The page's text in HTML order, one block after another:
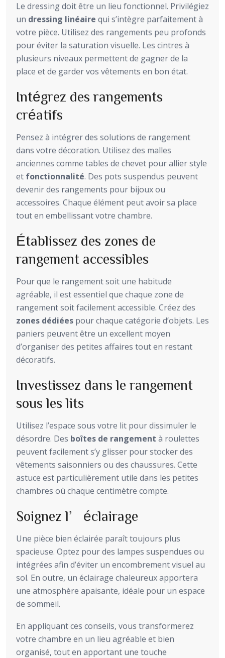
Le dressing doit être un lieu fonctionnel. Privilégiez
un dressing linéaire qui s’intègre parfaitement à
votre pièce. Utilisez des rangements peu profonds
pour éviter la saturation visuelle. Les cintres à
plusieurs niveaux permettent de gagner de la
place et de garder vos vêtements en bon état.
Intégrez des rangements
créatifs
Pensez à intégrer des solutions de rangement
dans votre décoration. Utilisez des malles
anciennes comme tables de chevet pour allier style
et fonctionnalité. Des pots suspendus peuvent
devenir des rangements pour bijoux ou
accessoires. Chaque élément peut avoir sa place
tout en embellissant votre chambre.
Établissez des zones de
rangement accessibles
Pour que le rangement soit une habitude
agréable, il est essentiel que chaque zone de
rangement soit facilement accessible. Créez des
zones dédiées pour chaque catégorie d’objets. Les
paniers peuvent être un excellent moyen
d’organiser des petites affaires tout en restant
décoratifs.
Investissez dans le rangement
sous les lits
Utilisez l’espace sous votre lit pour dissimuler le
désordre. Des boîtes de rangement à roulettes
peuvent facilement s’y glisser pour stocker des
vêtements saisonniers ou des chaussures. Cette
astuce est particulièrement utile dans les petites
chambres où chaque centimètre compte.
Soignez l’éclairage
Une pièce bien éclairée paraît toujours plus
spacieuse. Optez pour des lampes suspendues ou
intégrées afin d’éviter un encombrement visuel au
sol. En outre, un éclairage chaleureux apportera
une atmosphère apaisante, idéale pour un espace
de sommeil.
En appliquant ces conseils, vous transformerez
votre chambre en un lieu agréable et bien
organisé, tout en apportant une touche